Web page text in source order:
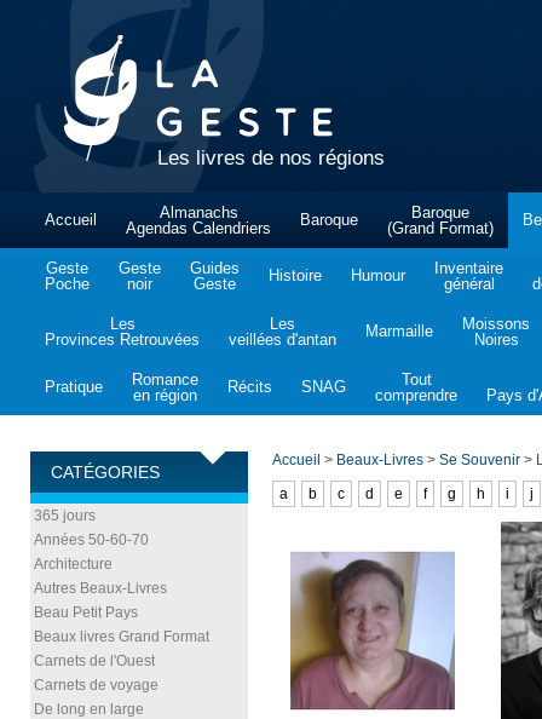
Les livres de nos régions
Accueil
Almanachs
Agendas Calendriers
Baroque
Baroque
(Grand Format)
Geste
Poche
Geste
noir
Guides
Geste
Histoire Humour
Inventaire
général
Les
Provinces Retrouvées
Les
veillées d'antan
Marmaille
Moissons
Noires
Pratique
Romance
en région
Récits SNAG
Tout
comprendre
Pays
CATÉGORIES
365 jours
Années 50-60-70
Architecture
Autres Beaux-Livres
Beau Petit Pays
Beaux livres Grand Format
Carnets de l'Ouest
Carnets de voyage
De long en large
Accueil > Beaux-Livres > Se Souvenir >
a
b c d e f g h i j